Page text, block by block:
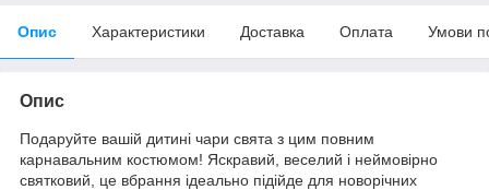
Опис Характеристики Доставка Оплата Умови
Опис
Подаруйте вашій дитині чари свята з цим повним
карнавальним костюмом! Яскравий, веселий і неймовірно
святковий, це вбрання ідеально підійде для новорічних